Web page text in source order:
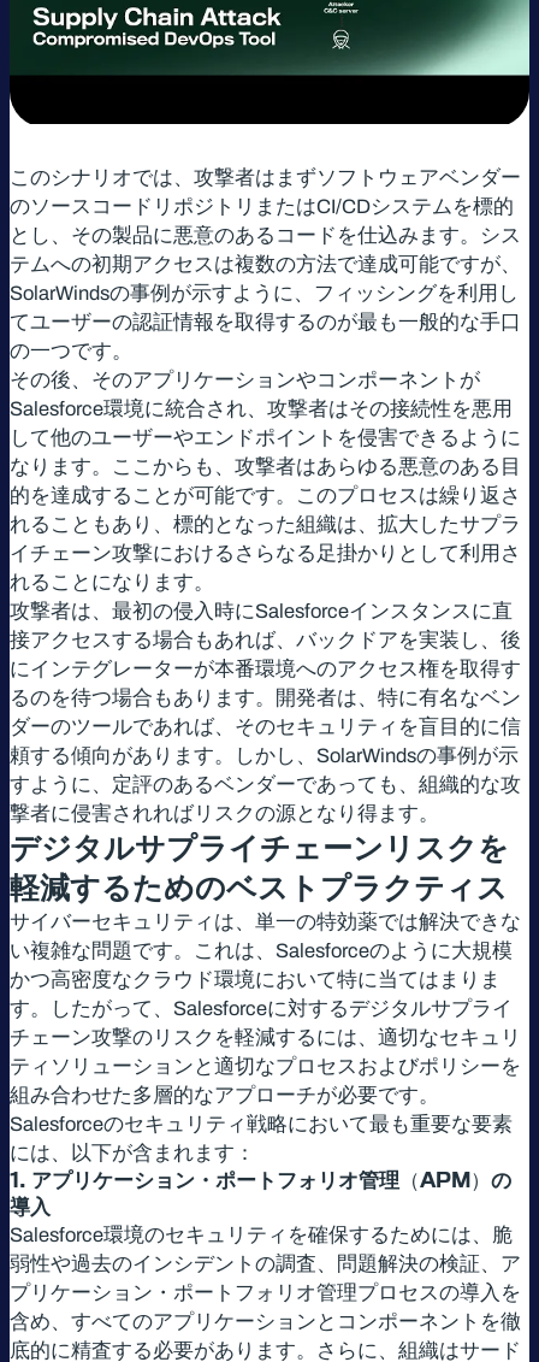
このシナリオでは、攻撃者はまずソフトウェアベンダー
のソースコードリポジトリまたはCI/CDシステムを標的
とし、その製品に悪意のあるコードを仕込みます。シス
テムへの初期アクセスは複数の方法で達成可能ですが、
SolarWindsの事例が示すように、フィッシングを利用し
てユーザーの認証情報を取得するのが最も一般的な手口
の一つです。
その後、そのアプリケーションやコンポーネントが
Salesforce環境に統合され、攻撃者はその接続性を悪用
して他のユーザーやエンドポイントを侵害できるように
なります。ここからも、攻撃者はあらゆる悪意のある目
的を達成することが可能です。このプロセスは繰り返さ
れることもあり、標的となった組織は、拡大したサプラ
イチェーン攻撃におけるさらなる足掛かりとして利用さ
れることになります。
攻撃者は、最初の侵入時にSalesforceインスタンスに直
接アクセスする場合もあれば、バックドアを実装し、後
にインテグレーターが本番環境へのアクセス権を取得す
るのを待つ場合もあります。開発者は、特に有名なベン
ダーのツールであれば、そのセキュリティを盲目的に信
頼する傾向があります。しかし、SolarWindsの事例が示
すように、定評のあるベンダーであっても、組織的な攻
撃者に侵害されればリスクの源となり得ます。
デジタルサプライチェーンリスクを
軽減するためのベストプラクティス
サイバーセキュリティは、単一の特効薬では解決できな
い複雑な問題です。これは、Salesforceのように大規模
かつ高密度なクラウド環境において特に当てはまりま
す。したがって、Salesforceに対するデジタルサプライ
チェーン攻撃のリスクを軽減するには、適切なセキュリ
ティソリューションと適切なプロセスおよびポリシーを
組み合わせた多層的なアプローチが必要です。
Salesforceのセキュリティ戦略において最も重要な要素
には、以下が含まれます：
1. アプリケーション・ポートフォリオ管理 （APM） の
導入
Salesforce環境のセキュリティを確保するためには、脆
弱性や過去のインシデントの調査、問題解決の検証、ア
プリケーション・ポートフォリオ管理プロセスの導入を
含め、すべてのアプリケーションとコンポーネントを徹
底的に精査する必要があります。さらに、組織はサード